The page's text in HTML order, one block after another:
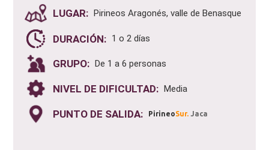
LUGAR: Pirineos Aragonés, valle de Benasque
DURACIÓN: 1 o 2 días
GRUPO: De 1 a 6 personas
NIVEL DE DIFICULTAD: Media
PUNTO DE SALIDA: PirineoSur. Jaca